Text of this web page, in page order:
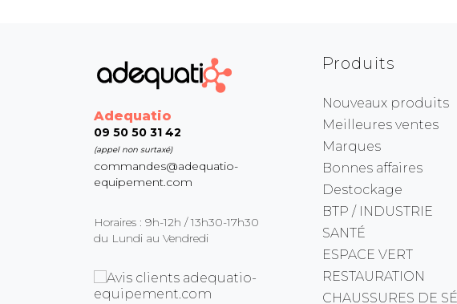
Adequatio
09 50 50 31 42
(appel non surtaxé)
commandes@adequatio-
equipement.com
Horaires : 9h-12h / 13h30-17h30
du Lundi au Vendredi
Produits
Nouveaux produits
Meilleures ventes
Marques
Bonnes affaires
Destockage
BTP / INDUSTRIE
SANTÉ
ESPACE VERT
RESTAURATION
CHAUSSURES DE